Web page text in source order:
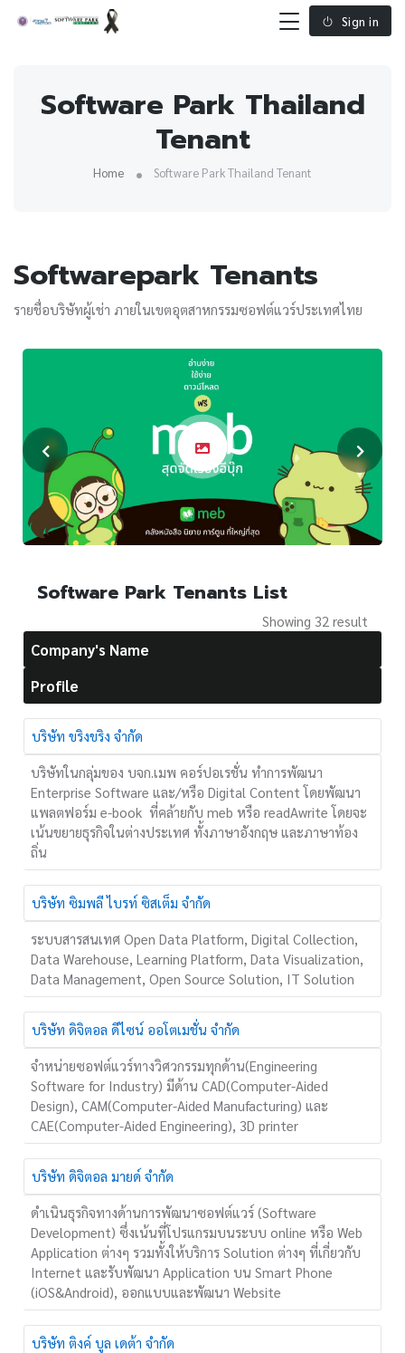
Sign in
Software Park Thailand
Tenant
Home Software Park Thailand Tenant
Softwarepark Tenants
รายชื่อบริษัทผู้เช่า ภายในเขตอุตสาหกรรมซอฟต์แวร์ประเทศไทย
Software Park Tenants List
Showing 32 result
Company's Name
Profile
บริษัท ขริงขริง จำกัด
บริษัทในกลุ่มของ บจก.เมพ คอร์ปอเรชั่น ทำการพัฒนา
Enterprise Software และ/หรือ Digital Content โดยพัฒนา
แพลตฟอร์ม e-book ที่คล้ายกับ meb หรือ readAwrite โดยจะ
เน้นขยายธุรกิจในต่างประเทศ ทั้งภาษาอังกฤษ และภาษาท้อง
ถิ่น
บริษัท ซิมพลี ไบรท์ ซิสเต็ม จำกัด
ระบบสารสนเทศ Open Data Platform, Digital Collection,
Data Warehouse, Learning Platform, Data Visualization,
Data Management, Open Source Solution, IT Solution
บริษัท ดิจิตอล ดีไซน์ ออโตเมชั่น จำกัด
จำหน่ายซอฟต์แวร์ทางวิศวกรรมทุกด้าน(Engineering
Software for Industry) มีด้าน CAD(Computer-Aided
Design), CAM(Computer-Aided Manufacturing) และ
CAE(Computer-Aided Engineering), 3D printer
บริษัท ดิจิตอล มายด์ จำกัด
ดำเนินธุรกิจทางด้านการพัฒนาซอฟต์แวร์ (Software
Development) ซึ่งเน้นที่โปรแกรมบนระบบ online หรือ Web
Application ต่างๆ รวมทั้งให้บริการ Solution ต่างๆ ที่เกี่ยวกับ
Internet และรับพัฒนา Application บน Smart Phone
(iOS&Android), ออกแบบและพัฒนา Website
บริษัท ติงค์ บูล เดต้า จำกัด